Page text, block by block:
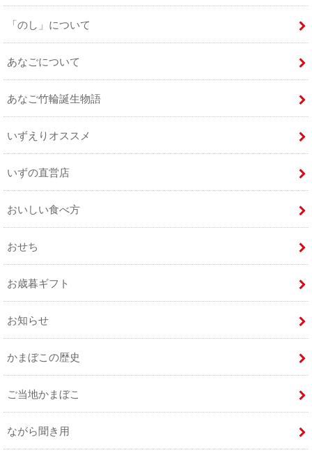
「のし」について
あなごについて
あなご竹輪誕生物語
いずえりオススメ
いずの直営店
おいしい食べ方
おせち
お歳暮ギフト
お知らせ
かまぼこの歴史
ご当地かまぼこ
ながら聞き用